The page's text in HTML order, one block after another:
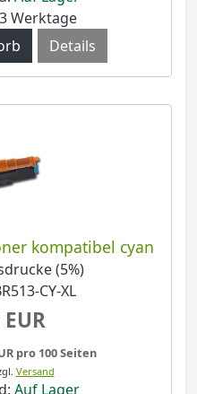
Werktage
Details
kompatibel cyan
(5%)
CY-XL
pro 100 Seiten
Versand
Auf Lager